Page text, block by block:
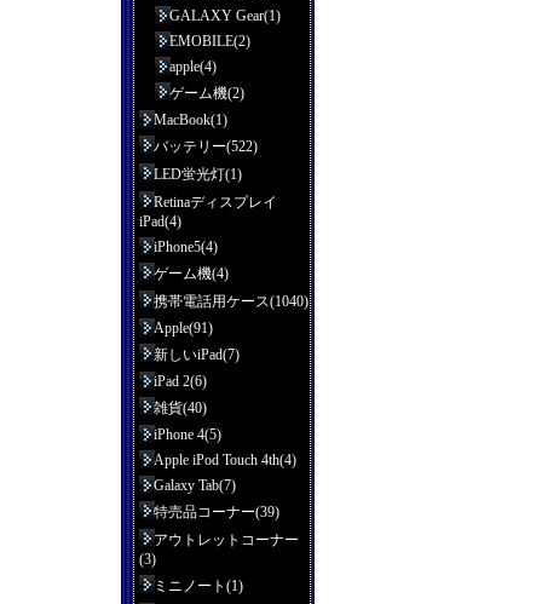
GALAXY Gear(1)
EMOBILE(2)
apple(4)
ゲーム機(2)
MacBook(1)
バッテリー(522)
LED蛍光灯(1)
Retinaディスプレイ
iPad(4)
iPhone5(4)
ゲーム機(4)
携帯電話用ケース(1040)
Apple(91)
新しいiPad(7)
iPad 2(6)
雑貨(40)
iPhone 4(5)
Apple iPod Touch 4th(4)
Galaxy Tab(7)
特売品コーナー(39)
アウトレットコーナー
(3)
ミニノート(1)